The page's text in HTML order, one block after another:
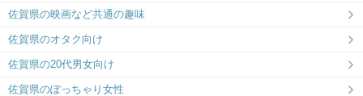
佐賀県の映画など共通の趣味
佐賀県のオタク向け
佐賀県の20代男女向け
佐賀県のぽっちゃり女性